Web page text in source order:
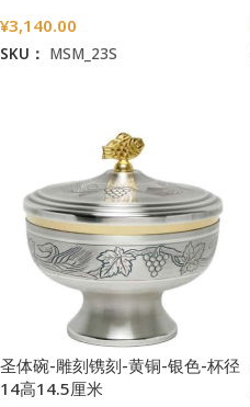
¥3,140.00
SKU： MSM_23S
圣体碗-雕刻镌刻-黄铜-银色-杯径
14高14.5厘米